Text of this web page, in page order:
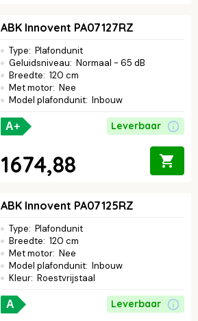
ABK Innovent PA07127RZ
Type: Plafondunit
Geluidsniveau: Normaal - 65 dB
Breedte: 120 cm
Met motor: Nee
Model plafondunit: Inbouw
A+ Leverbaar
1674,88
ABK Innovent PA07125RZ
Type: Plafondunit
Breedte: 120 cm
Met motor: Nee
Model plafondunit: Inbouw
Kleur: Roestvrijstaal
A Leverbaar